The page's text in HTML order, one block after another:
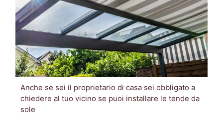
Anche se sei il proprietario di casa sei obbligato a
chiedere al tuo vicino se puoi installare le tende da
sole